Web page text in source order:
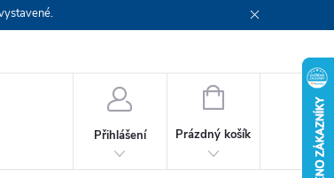
Přihlášení
NÁKUPNÍ
Prázdný košík